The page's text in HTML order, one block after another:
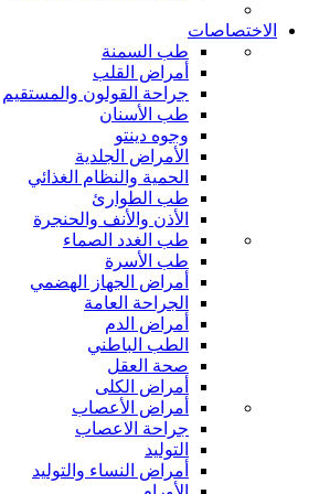
الاختصاصات
طب السمنة
أمراض القلب
جراحة القولون والمستقيم
طب الأسنان
وجوه دينتو
الأمراض الجلدية
الحمية والنظام الغذائي
طب الطوارئ
الأذن والأنف والحنجرة
طب الغدد الصماء
طب الأسرة
أمراض الجهاز الهضمي
الجراحة العامة
أمراض الدم
الطب الباطني
صحة العقل
أمراض الكلى
أمراض الأعصاب
جراحة الاعصاب
التوليد
أمراض النساء والتوليد